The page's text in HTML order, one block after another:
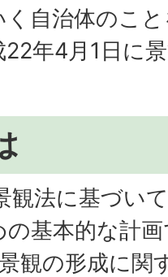
自治体のこ
22年4月1日に
観法に基づい
基本的な計
観の形成に関